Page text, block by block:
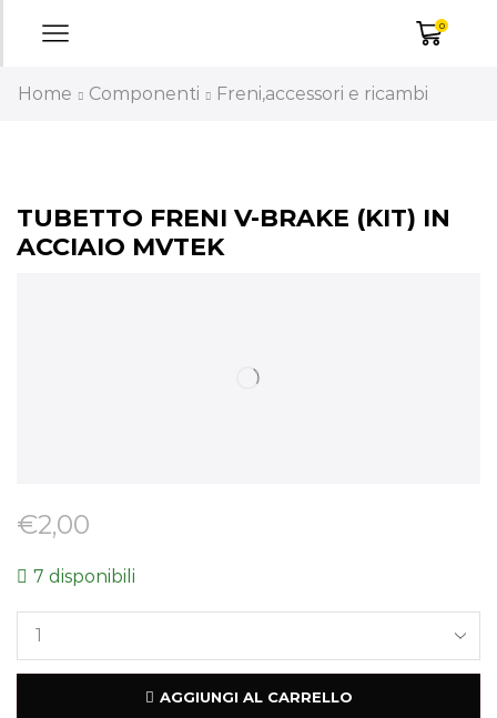
0
Home Componenti Freni,accessori e ricambi
TUBETTO FRENI V-BRAKE (KIT) IN
ACCIAIO MVTEK
€2,00
7 disponibili
AGGIUNGI AL CARRELLO